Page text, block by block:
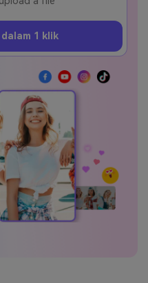
1 klik